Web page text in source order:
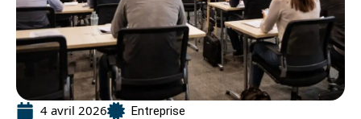
4 avril 2026 Entreprise